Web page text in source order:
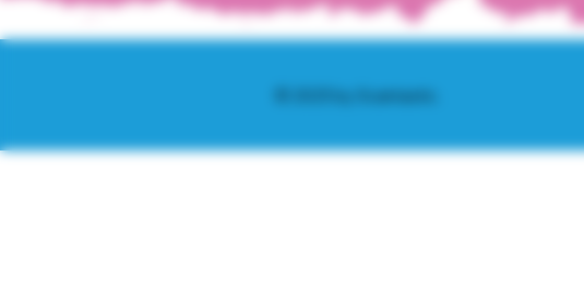
© 2025 by Scantastic.